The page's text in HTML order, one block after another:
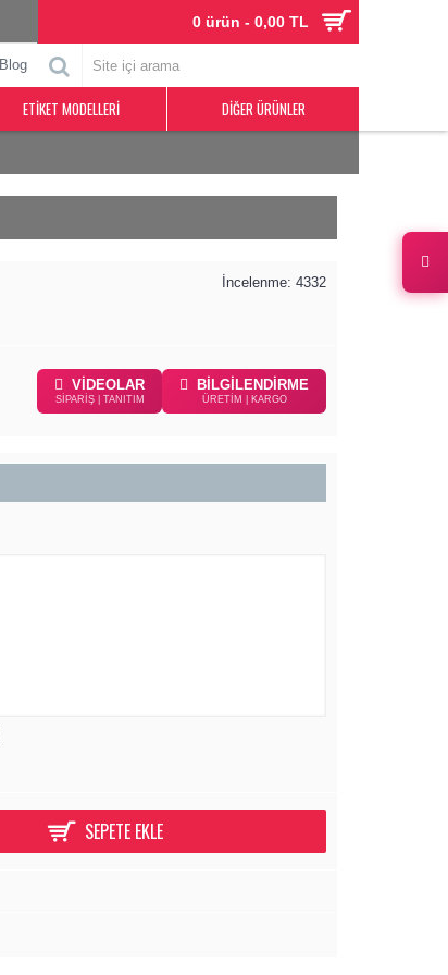
0 ürün - 0,00 TL
Blog
ETIKET MODELLERI DIĞER ÜRÜNLER
İncelenme: 4332
VİDEOLAR
SİPARİŞ | TANITIM
BİLGİLENDİRME
ÜRETİM | KARGO
SEPETE EKLE